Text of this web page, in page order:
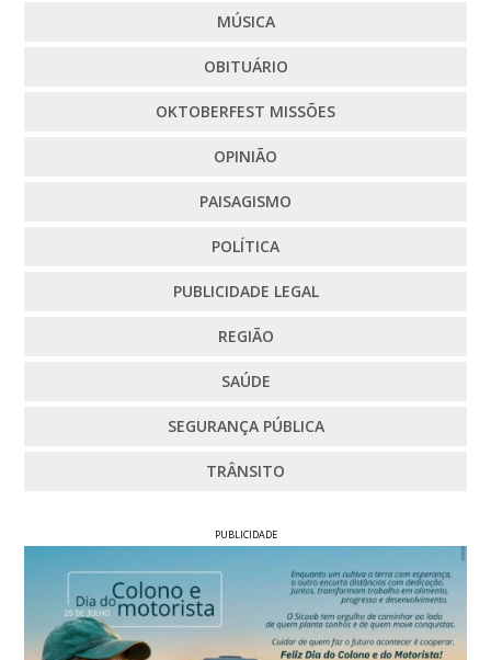
MÚSICA
OBITUÁRIO
OKTOBERFEST MISSÕES
OPINIÃO
PAISAGISMO
POLÍTICA
PUBLICIDADE LEGAL
REGIÃO
SAÚDE
SEGURANÇA PÚBLICA
TRÂNSITO
PUBLICIDADE